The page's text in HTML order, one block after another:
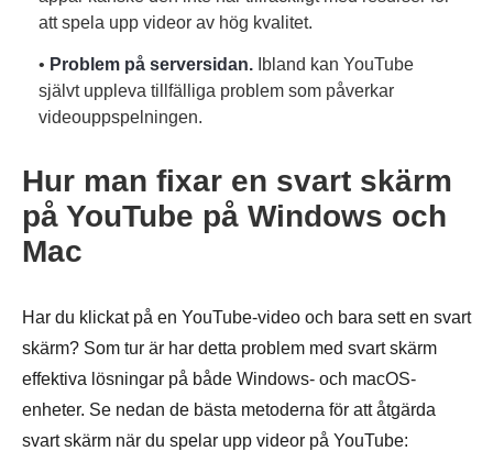
att spela upp videor av hög kvalitet.
• Problem på serversidan. Ibland kan YouTube
självt uppleva tillfälliga problem som påverkar
videouppspelningen.
Hur man fixar en svart skärm
på YouTube på Windows och
Mac
Har du klickat på en YouTube-video och bara sett en svart
skärm? Som tur är har detta problem med svart skärm
effektiva lösningar på både Windows- och macOS-
enheter. Se nedan de bästa metoderna för att åtgärda
svart skärm när du spelar upp videor på YouTube: